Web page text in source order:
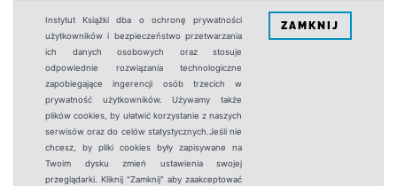
Instytut Książki dba o ochronę prywatności
użytkowników i bezpieczeństwo przetwarzania
ich danych osobowych oraz stosuje
odpowiednie rozwiązania technologiczne
zapobiegające ingerencji osób trzecich w
prywatność użytkowników. Używamy także
plików cookies, by ułatwić korzystanie z naszych
serwisów oraz do celów statystycznych.Jeśli nie
chcesz, by pliki cookies były zapisywane na
Twoim dysku zmień ustawienia swojej
przeglądarki. Kliknij "Zamknij" aby zaakceptować
ZAMKNIJ